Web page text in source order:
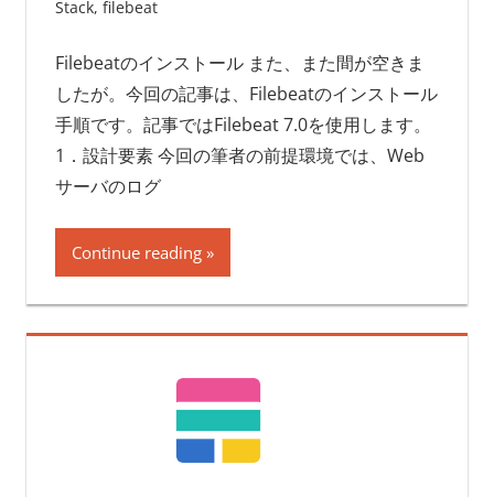
Stack, filebeat
Filebeatのインストール また、また間が空きま
したが。今回の記事は、Filebeatのインストール
手順です。記事ではFilebeat 7.0を使用します。
1．設計要素 今回の筆者の前提環境では、Web
サーバのログ
Continue reading